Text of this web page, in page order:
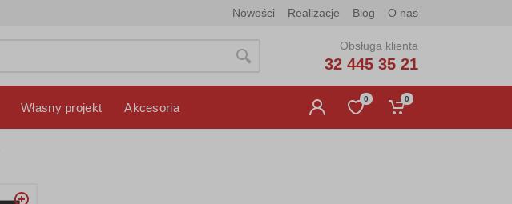
Nowości Realizacje Blog O nas
Obsługa klienta
32 445 35 21
Własny projekt Akcesoria
0 0